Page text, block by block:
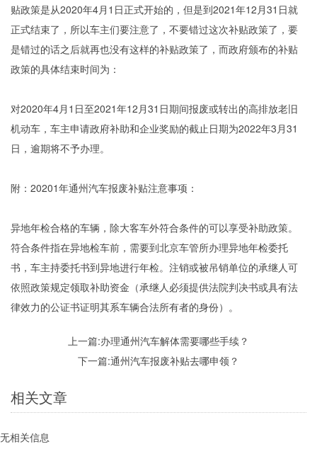
贴政策是从2020年4月1日正式开始的，但是到2021年12月31日就
正式结束了，所以车主们要注意了，不要错过这次补贴政策了，要
是错过的话之后就再也没有这样的补贴政策了，而政府颁布的补贴
政策的具体结束时间为：
对2020年4月1日至2021年12月31日期间报废或转出的高排放老旧
机动车，车主申请政府补助和企业奖励的截止日期为2022年3月31
日，逾期将不予办理。
附：20201年通州汽车报废补贴注意事项：
异地年检合格的车辆，除大客车外符合条件的可以享受补助政策。
符合条件指在异地检车前，需要到北京车管所办理异地年检委托
书，车主持委托书到异地进行年检。注销或被吊销单位的承继人可
依照政策规定领取补助资金（承继人必须提供法院判决书或具有法
律效力的公证书证明其系车辆合法所有者的身份）。
上一篇:办理通州汽车解体需要哪些手续？
下一篇:通州汽车报废补贴去哪申领？
相关文章
无相关信息